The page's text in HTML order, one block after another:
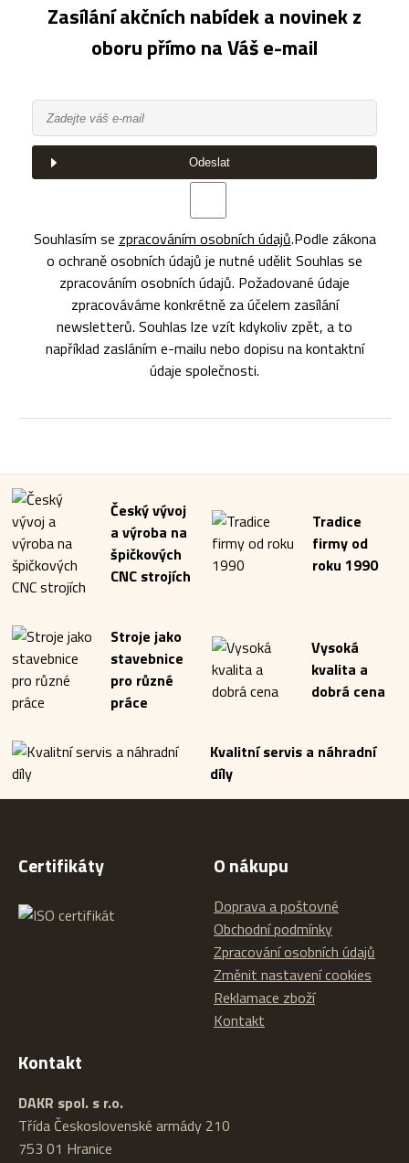
Zasílání akčních nabídek a novinek z
oboru přímo na Váš e-mail
Odeslat
Souhlasím se zpracováním osobních údajů.Podle zákona
o ochraně osobních údajů je nutné udělit Souhlas se
zpracováním osobních údajů. Požadované údaje
zpracováváme konkrétně za účelem zasílání
newsletterů. Souhlas lze vzít kdykoliv zpět, a to
například zasláním e-mailu nebo dopisu na kontaktní
údaje společnosti.
Český vývoj
a výroba na
špičkových
CNC strojích
Tradice
firmy od
roku 1990
Stroje jako
stavebnice
pro různé
práce
Vysoká
kvalita a
dobrá cena
Kvalitní servis a náhradní
díly
Certifikáty O nákupu
Doprava a poštovné
Obchodní podmínky
Zpracování osobních údajů
Změnit nastavení cookies
Reklamace zboží
Kontakt
Kontakt
DAKR spol. s r.o.
Třída Československé armády 210
753 01 Hranice